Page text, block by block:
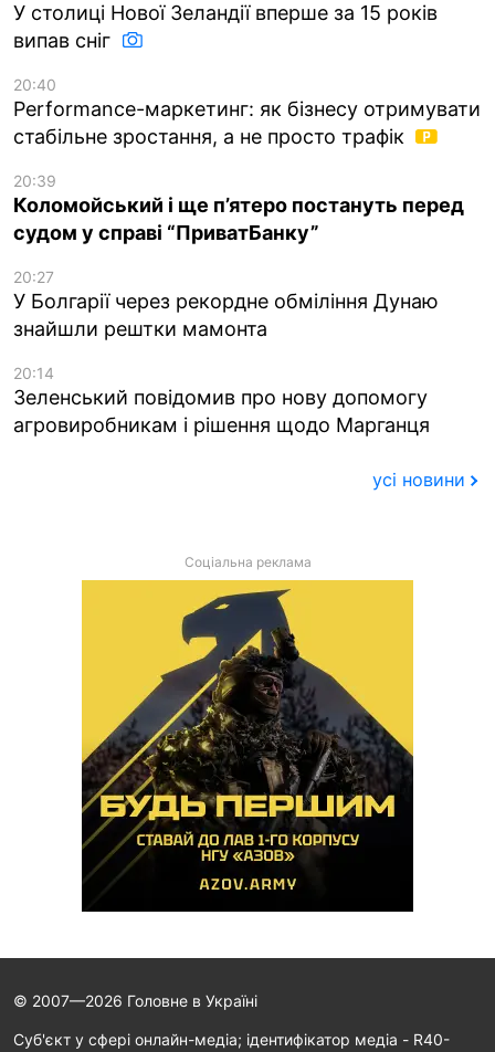
У столиці Нової Зеландії вперше за 15 років
випав сніг
20:40
Performance-маркетинг: як бізнесу отримувати
стабільне зростання, а не просто трафік
20:39
Коломойський і ще п’ятеро постануть перед
судом у справі “ПриватБанку”
20:27
У Болгарії через рекордне обміління Дунаю
знайшли рештки мамонта
20:14
Зеленський повідомив про нову допомогу
агровиробникам і рішення щодо Марганця
усі новини
Соціальна реклама
© 2007—2026 Головне в Україні
Cуб'єкт у сфері онлайн-медіа; ідентифікатор медіа - R40-